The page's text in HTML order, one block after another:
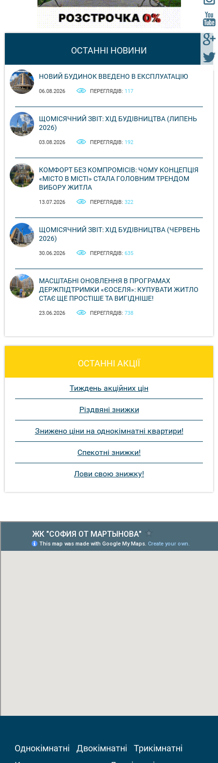
ОСТАННІ НОВИНИ
НОВИЙ БУДИНОК ВВЕДЕНО В ЕКСПЛУАТАЦІЮ
06.08.2026 ПЕРЕГЛЯДІВ: 117
ЩОМІСЯЧНИЙ ЗВІТ: ХІД БУДІВНИЦТВА (ЛИПЕНЬ
2026)
03.08.2026 ПЕРЕГЛЯДІВ: 192
КОМФОРТ БЕЗ КОМПРОМІСІВ: ЧОМУ КОНЦЕПЦІЯ
«МІСТО В МІСТІ» СТАЛА ГОЛОВНИМ ТРЕНДОМ
ВИБОРУ ЖИТЛА
13.07.2026 ПЕРЕГЛЯДІВ: 322
ЩОМІСЯЧНИЙ ЗВІТ: ХІД БУДІВНИЦТВА (ЧЕРВЕНЬ
2026)
30.06.2026 ПЕРЕГЛЯДІВ: 635
МАСШТАБНІ ОНОВЛЕННЯ В ПРОГРАМАХ
ДЕРЖПІДТРИМКИ «ЄОСЕЛЯ»: КУПУВАТИ ЖИТЛО
СТАЄ ЩЕ ПРОСТІШЕ ТА ВИГІДНІШЕ!
23.06.2026 ПЕРЕГЛЯДІВ: 738
ОСТАННІ АКЦІЇ
Тиждень акційних цін
Різдвяні знижки
Знижено ціни на однокімнатні квартири!
Спекотні знижки!
Лови свою знижку!
Однокімнатні Двокімнатні
Трикімнатні